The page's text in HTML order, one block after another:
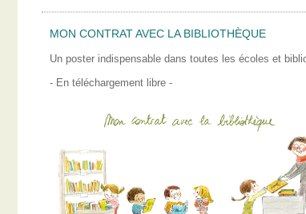
MON CONTRAT AVEC LA BIBLIOTHÈQUE
Un poster indispensable dans toutes les écoles et
- En téléchargement libre -